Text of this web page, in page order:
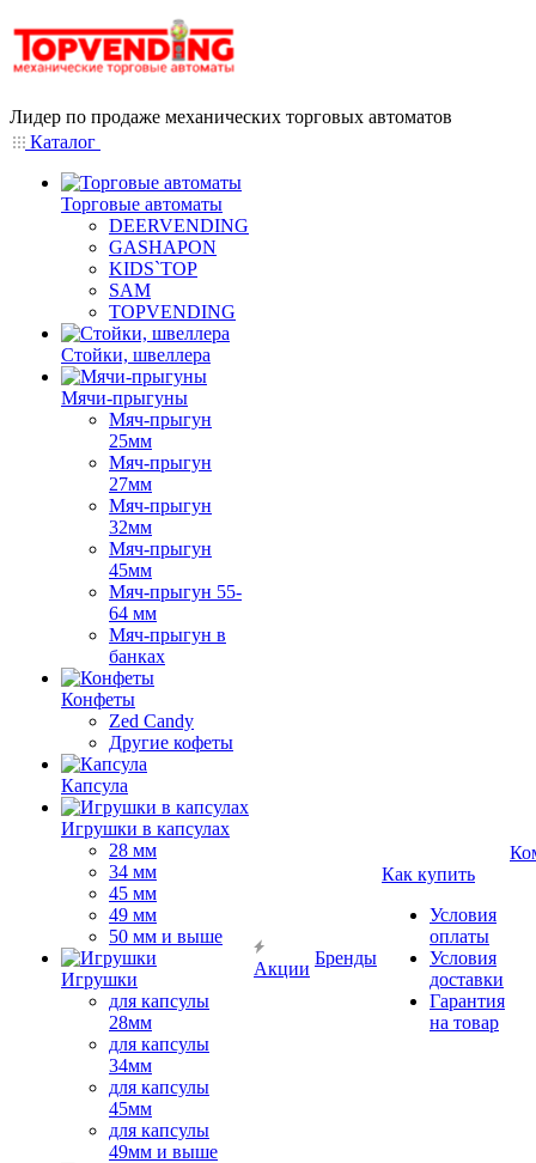
Лидер по продаже механических торговых автоматов
Каталог
Торговые автоматы
DEERVENDING
GASHAPON
KIDS`TOP
SAM
TOPVENDING
Стойки, швеллера
Мячи-прыгуны
Мяч-прыгун
25мм
Мяч-прыгун
27мм
Мяч-прыгун
32мм
Мяч-прыгун
45мм
Мяч-прыгун 55-
64 мм
Мяч-прыгун в
банках
Конфеты
Zed Candy
Другие кофеты
Капсула
Игрушки в капсулах
28 мм
34 мм
45 мм
49 мм
50 мм и выше
Игрушки
для капсулы
28мм
для капсулы
34мм
для капсулы
45мм
для капсулы
49мм и выше
Акции
Бренды
Как купить
Условия
оплаты
Условия
доставки
Гарантия
на товар